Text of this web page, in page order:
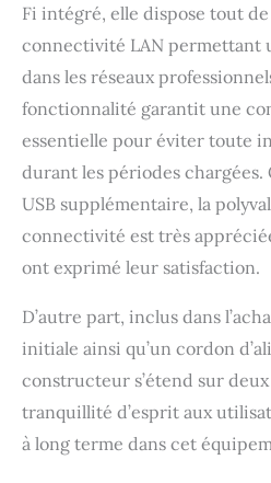
Fi intégré, elle dispose tout de
connectivité LAN permettant
dans les réseaux
fonctionnalité garantit une
essentielle pour éviter toute
durant les périodes chargées.
USB supplémentaire, la
connectivité est très
ont exprimé leur satisfaction.
D’autre part, inclus dans
initiale ainsi qu’un cordon
constructeur s’étend sur
tranquillité d’esprit aux
à long terme dans cet